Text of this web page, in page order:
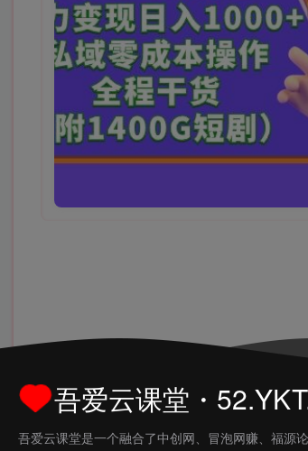
吾爱云课堂・
吾爱云课堂是一个融合了中创网、冒泡网赚、福源